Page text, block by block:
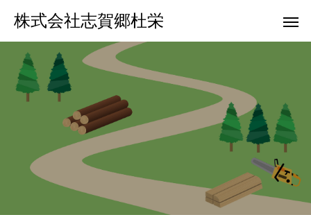
株式会社志賀郷杜栄